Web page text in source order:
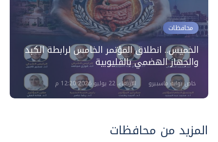
محافظات
الخميس.. انطلاق المؤتمر الخامس لرابطة الكبد
والجهاز الهضمي بالقليوبية
خاص بوابة ماسبيرو الأربعاء، 22 يوليو 2026 12:20 م
المزيد من محافظات